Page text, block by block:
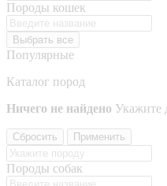
Породы кошек
Выбрать все
Популярные
Каталог пород
Ничего не найдено Укажите
Сбросить Применить
Породы собак